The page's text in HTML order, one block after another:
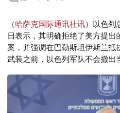
（哈萨克国际通讯社讯）以色列
日表示，其明确拒绝了美方提
案，并强调在巴勒斯坦伊斯兰抵
武装之前，以色列军队不会撤出